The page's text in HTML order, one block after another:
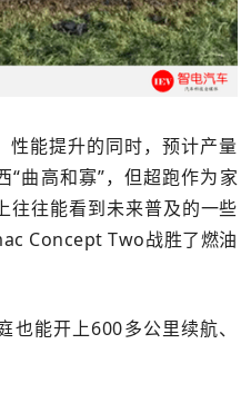
能提升的同时，预计产量
“曲高和寡”，但超跑作为家
往往能看到未来普及的一些
Concept Two战胜了燃油
能开上600多公里续航、